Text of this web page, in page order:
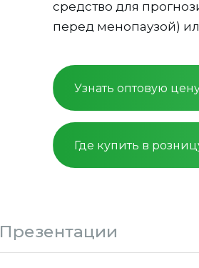
средство для
перед менопаузой)
Узнать оптовую
Где купить в
Презентации